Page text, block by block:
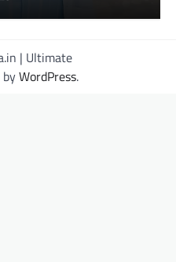
| Ultimate
byWordPress.